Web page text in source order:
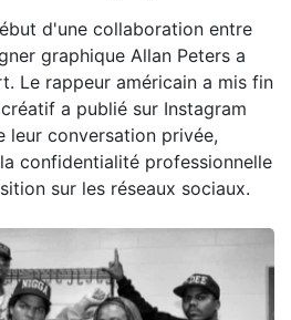
d'une collaboration entre
graphique Allan Peters a
Le rappeur américain a mis fin
a publié sur Instagram
leur conversation privée,
confidentialité professionnelle
sur les réseaux sociaux.